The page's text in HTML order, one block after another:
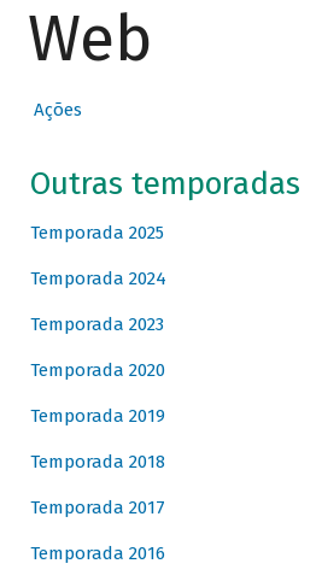
Web
Ações
Outras temporadas
Temporada 2025
Temporada 2024
Temporada 2023
Temporada 2020
Temporada 2019
Temporada 2018
Temporada 2017
Temporada 2016